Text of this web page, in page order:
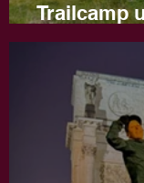
Trailcamp
Naturns